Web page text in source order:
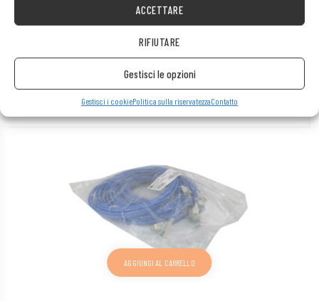
ACCETTARE
RIFIUTARE
Gestisci le opzioni
Gestisci i cookiePolitica sulla riservatezzaContatto
10x OptoMark GBIC SPP-SR-J SFP+ 10G 850nm
300m
53,00€
AGGIUNGI AL CARRELLO